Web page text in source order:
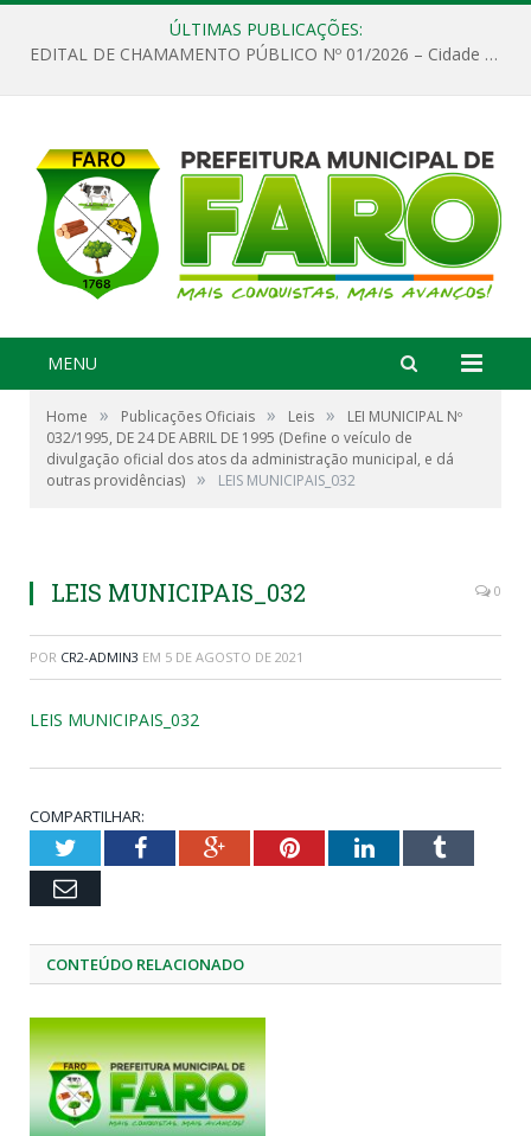
ÚLTIMAS PUBLICAÇÕES:
EDITAL DE CHAMAMENTO PÚBLICO Nº 01/2026 – Cidade de Faro
MENU
Home » Publicações Oficiais » Leis »
LEI MUNICIPAL Nº
032/1995, DE 24 DE ABRIL DE 1995 (Define o veículo de
divulgação oficial dos atos da administração municipal, e dá
outras providências) » LEIS MUNICIPAIS_032
LEIS MUNICIPAIS_032 0
POR CR2-ADMIN3 EM 5 DE AGOSTO DE 2021
LEIS MUNICIPAIS_032
COMPARTILHAR:
TwitterFacebookGoogle+PinterestLinkedInTumblr
Email
CONTEÚDO RELACIONADO